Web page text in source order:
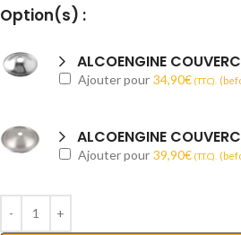
Option(s) :
ALCOENGINE
Ajouter pour 34,90€ (T.T.C).
ALCOENGINE
Ajouter pour 39,90€ (T.T.C).